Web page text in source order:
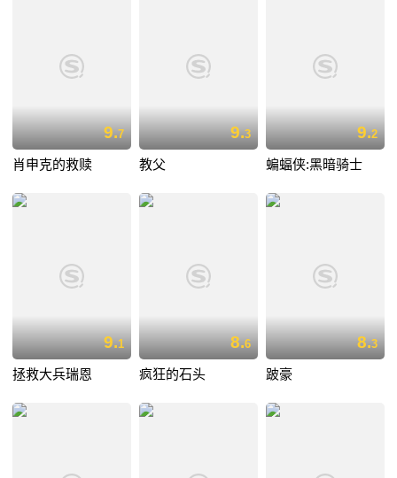
9.7
肖申克的救赎
9.3
教父
9.2
蝙蝠侠:黑暗骑士
9.1
拯救大兵瑞恩
8.6
疯狂的石头
8.3
跛豪